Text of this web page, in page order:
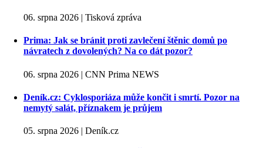
06. srpna 2026 | Tisková zpráva
Prima: Jak se bránit proti zavlečení štěnic domů po
návratech z dovolených? Na co dát pozor?
06. srpna 2026 | CNN Prima NEWS
Deník.cz: Cyklosporiáza může končit i smrtí. Pozor na
nemytý salát, příznakem je průjem
05. srpna 2026 | Deník.cz